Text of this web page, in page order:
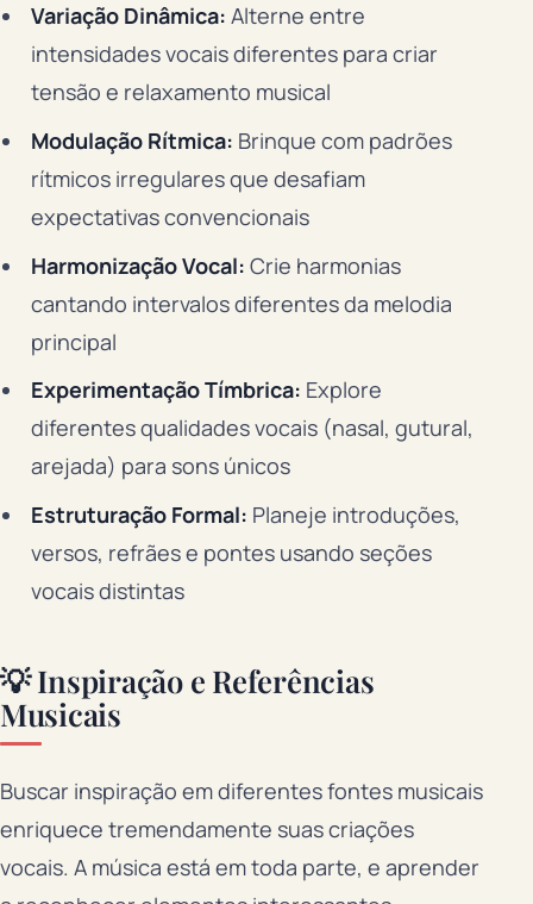
Variação Dinâmica: Alterne entre
intensidades vocais diferentes para criar
tensão e relaxamento musical
Modulação Rítmica: Brinque com padrões
rítmicos irregulares que desafiam
expectativas convencionais
Harmonização Vocal: Crie harmonias
cantando intervalos diferentes da melodia
principal
Experimentação Tímbrica: Explore
diferentes qualidades vocais (nasal, gutural,
arejada) para sons únicos
Estruturação Formal: Planeje introduções,
versos, refrães e pontes usando seções
vocais distintas
💡 Inspiração e Referências
Musicais
Buscar inspiração em diferentes fontes musicais
enriquece tremendamente suas criações
vocais. A música está em toda parte, e aprender